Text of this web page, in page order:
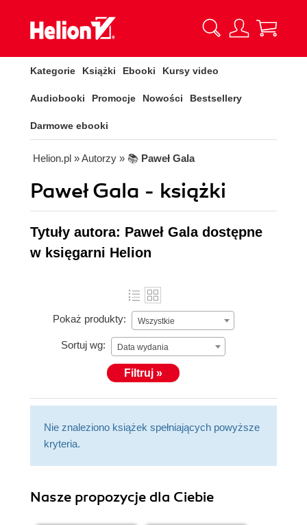
Kategorie Książki Ebooki Kursy video
Audiobooki Promocje Nowości Bestsellery
Darmowe ebooki
Helion.pl » Autorzy » 📚 Paweł Gala
Paweł Gala - książki
Tytuły autora: Paweł Gala dostępne
w księgarni Helion
Pokaż produkty: Wszystkie
Sortuj wg: Data wydania
Filtruj »
Nie znaleziono książek spełniających powyższe
kryteria.
Nasze propozycje dla Ciebie